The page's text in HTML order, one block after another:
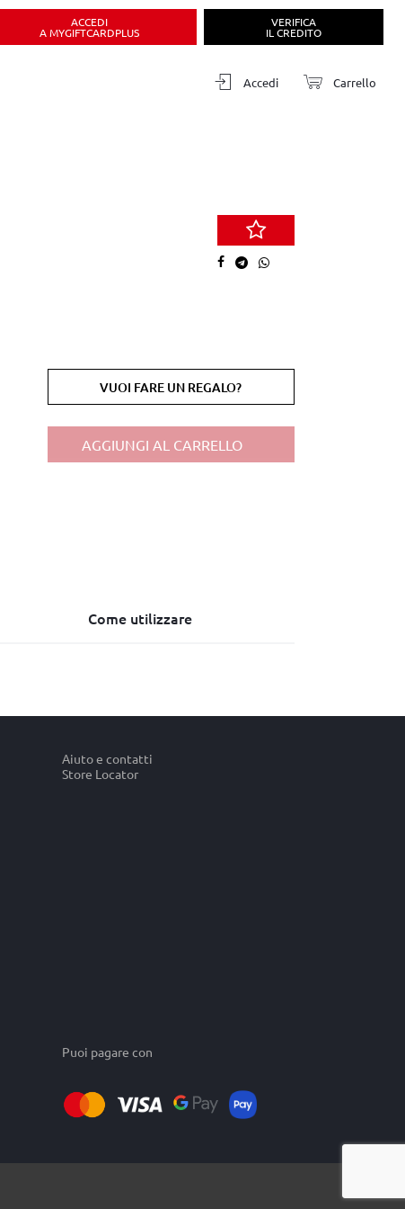
ACCEDI
A MYGIFTCARDPLUS
VERIFICA
IL CREDITO
Accedi Carrello
VUOI FARE UN REGALO?
AGGIUNGI AL CARRELLO
Come utilizzare
Aiuto e contatti
Store Locator
Puoi pagare con